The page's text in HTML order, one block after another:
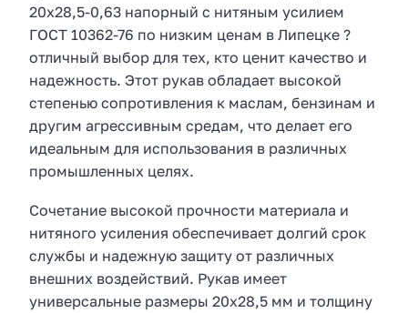
20х28,5-0,63 напорный с нитяным усилием
ГОСТ 10362-76 по низким ценам в Липецке ?
отличный выбор для тех, кто ценит качество и
надежность. Этот рукав обладает высокой
степенью сопротивления к маслам, бензинам и
другим агрессивным средам, что делает его
идеальным для использования в различных
промышленных целях.
Сочетание высокой прочности материала и
нитяного усиления обеспечивает долгий срок
службы и надежную защиту от различных
внешних воздействий. Рукав имеет
универсальные размеры 20х28,5 мм и толщину